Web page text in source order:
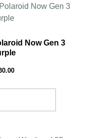
Now Gen 3